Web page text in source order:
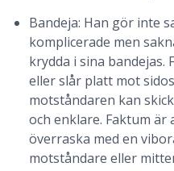
Bandeja: Han gör inte
komplicerade men
krydda i sina
eller slår platt mot
motståndaren kan
och enklare. Faktum
överraska med en
motståndare eller